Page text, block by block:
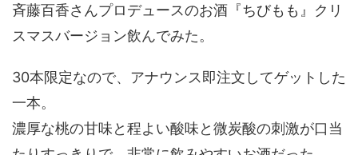
斉藤百香さんプロデュースのお酒『ちびもも』クリ
スマスバージョン飲んでみた。
30本限定なので、アナウンス即注文してゲットした
一本。
濃厚な桃の甘味と程よい酸味と微炭酸の刺激が口当